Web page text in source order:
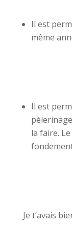
Il est
même
Il est
la faire.
Je t’avais